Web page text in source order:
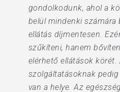
gondolkodunk, ahol a
belül mindenki
ellátás díjmentesen.
szűkíteni, hanem
elérhető ellátások körét.
szolgáltatásoknak
van a helye. Az